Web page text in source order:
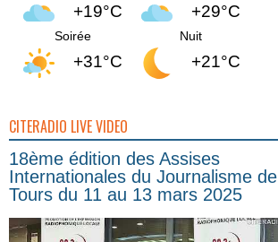
+19°C +29°C
Soirée
+31°C
Nuit
+21°C
CITERADIO LIVE VIDEO
18ème édition des Assises
Internationales du Journalisme de
Tours du 11 au 13 mars 2025